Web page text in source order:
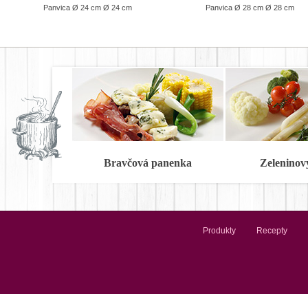
Panvica Ø 24 cm Ø 24 cm Panvica Ø 28 cm Ø 28 cm
Bravčová panenka
Produkty Recepty